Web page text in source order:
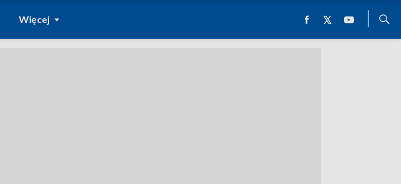
Więcej